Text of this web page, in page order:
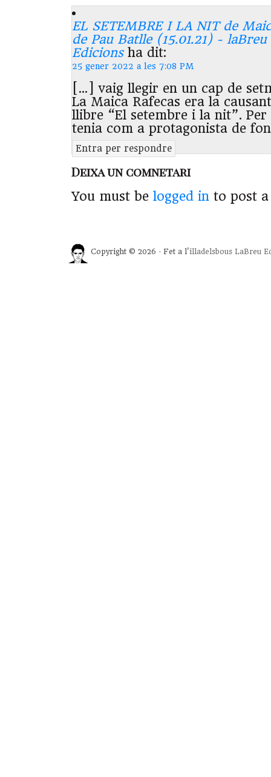
EL SETEMBRE I LA NIT de
de Pau Batlle (15.01.21) -
Edicions ha dit:
25 gener 2022 a les 7:08 PM
[…] vaig llegir en un cap de
La Maica Rafecas era la
llibre “El setembre i la nit”.
tenia com a protagonista de
Entra per respondre
Deixa un comnetari
You must be logged in to post
Copyright © 2026 · Fet a l'illadelsbous LaBreu